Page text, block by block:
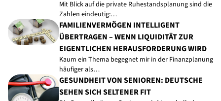
Mit Blick auf die private Ruhestandsplanung sind die
Zahlen eindeutig:…
FAMILIENVERMÖGEN INTELLIGENT
ÜBERTRAGEN – WENN LIQUIDITÄT ZUR
EIGENTLICHEN HERAUSFORDERUNG WIRD
Kaum ein Thema begegnet mir in der Finanzplanung
häufiger als…
GESUNDHEIT VON SENIOREN: DEUTSCHE
SEHEN SICH SELTENER FIT